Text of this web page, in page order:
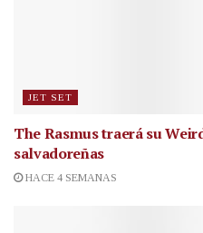
JET SET
The Rasmus traerá su
salvadoreñas
HACE 4 SEMANAS